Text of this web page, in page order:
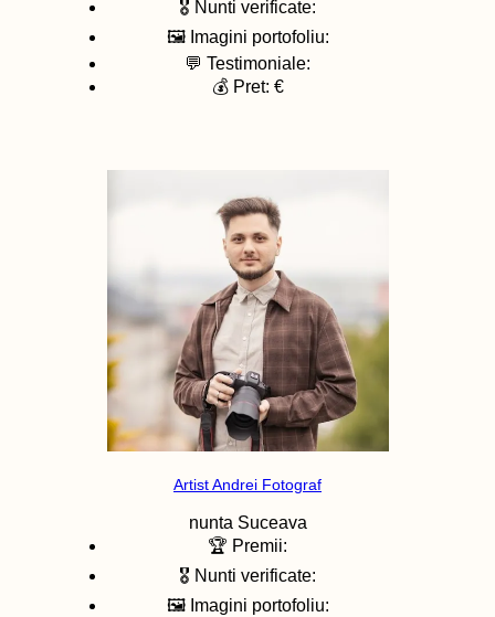
🎖️ Nunti verificate:
🖼️ Imagini portofoliu:
💬 Testimoniale:
💰 Pret: €
Artist Andrei Fotograf
nunta Suceava
🏆 Premii:
🎖️ Nunti verificate:
🖼️ Imagini portofoliu: